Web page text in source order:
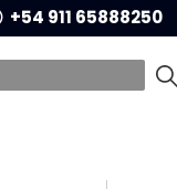
+54 911 65888250